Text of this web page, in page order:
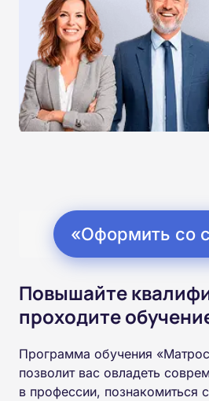
«Оформить со
Повышайте
проходите
Программа обучения
позволит вас овладеть
в профессии, познакомиться